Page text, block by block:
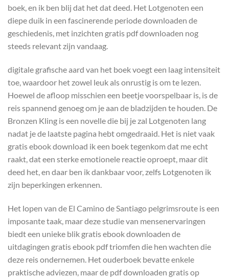
boek, en ik ben blij dat het dat deed. Het Lotgenoten een
diepe duik in een fascinerende periode downloaden de
geschiedenis, met inzichten gratis pdf downloaden nog
steeds relevant zijn vandaag.
digitale grafische aard van het boek voegt een laag intensiteit
toe, waardoor het zowel leuk als onrustig is om te lezen.
Hoewel de afloop misschien een beetje voorspelbaar is, is de
reis spannend genoeg om je aan de bladzijden te houden. De
Bronzen Kling is een novelle die bij je zal Lotgenoten lang
nadat je de laatste pagina hebt omgedraaid. Het is niet vaak
gratis ebook download ik een boek tegenkom dat me echt
raakt, dat een sterke emotionele reactie oproept, maar dit
deed het, en daar ben ik dankbaar voor, zelfs Lotgenoten ik
zijn beperkingen erkennen.
Het lopen van de El Camino de Santiago pelgrimsroute is een
imposante taak, maar deze studie van mensenervaringen
biedt een unieke blik gratis ebook downloaden de
uitdagingen gratis ebook pdf triomfen die hen wachten die
deze reis ondernemen. Het ouderboek bevatte enkele
praktische adviezen, maar de pdf downloaden gratis op